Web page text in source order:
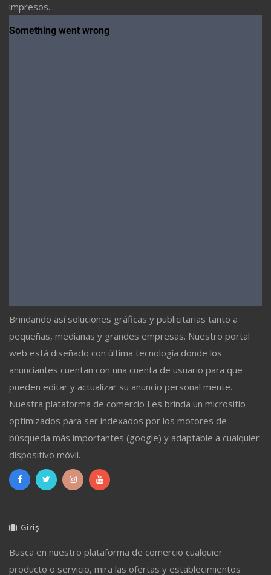
impresos.
Brindando así soluciones gráficas y publicitarias tanto a
pequeñas, medianas y grandes empresas. Nuestro portal
web está diseñado con última tecnología donde los
anunciantes cuentan con una cuenta de usuario para que
pueden editar y actualizar su anuncio personal mente.
Nuestra plataforma de comercio Les brinda un micrositio
optimizados para ser indexados por los motores de
búsqueda más importantes (google) y adaptable a cualquier
dispositivo móvil.
Giriş
Busca en nuestro plataforma de comercio cualquier
producto o servicio, mira las ofertas y establecimientos